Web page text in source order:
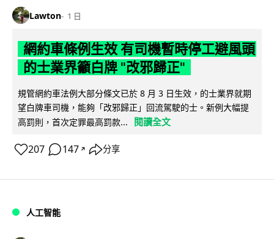
Lawton 1 日
網約車條例生效 有司機暫時停工避風頭
的士業界籲白牌 "改邪歸正"
規管網約車法例大部分條文已於 8 月 3 日生效，的士業界就期
望白牌車司機，能夠「改邪歸正」回流駕駛的士。新例大幅提
高罰則，首次定罪最高罰款...
閱讀全文
207 147 ↗ 分享
人工智能